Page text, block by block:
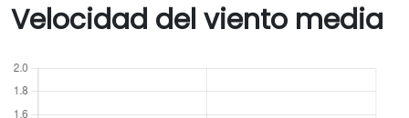
Velocidad del viento media